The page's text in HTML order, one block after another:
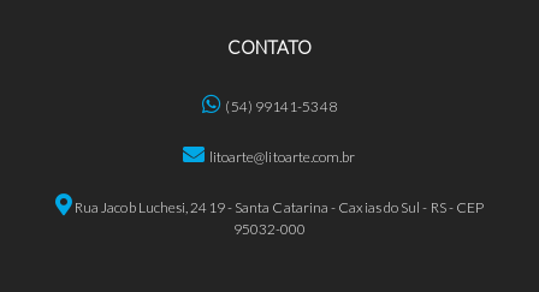
CONTATO
(54) 99141-5348
litoarte@litoarte.com.br
Rua Jacob Luchesi, 2419 - Santa Catarina - Caxias do Sul - RS - CEP
95032-000